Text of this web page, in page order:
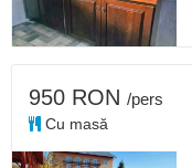
950 RON /pers
Cu masă